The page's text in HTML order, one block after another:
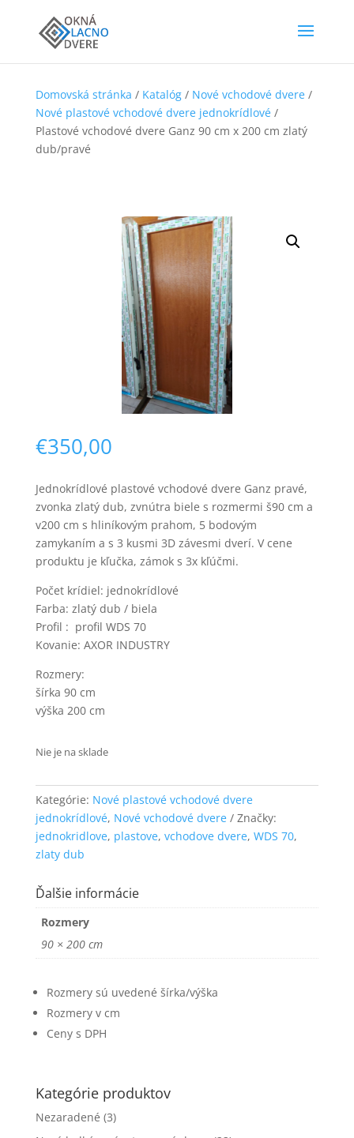
Domovská stránka / Katalóg/ Nové vchodové dvere/
Nové plastové vchodové dvere jednokrídlové/
Plastové vchodové dvere Ganz 90 cm x 200 cm zlatý
dub/pravé
€350,00
Jednokrídlové plastové vchodové dvere Ganz pravé,
zvonka zlatý dub, zvnútra biele s rozmermi š90 cm a
v200 cm s hliníkovým prahom, 5 bodovým
zamykaním a s 3 kusmi 3D závesmi dverí. V cene
produktu je kľučka, zámok s 3x kľúčmi.
Počet krídiel: jednokrídlové
Farba: zlatý dub / biela
Profil : profil WDS 70
Kovanie: AXOR INDUSTRY
Rozmery:
šírka 90 cm
výška 200 cm
Nie je na sklade
Kategórie: Nové plastové vchodové dvere
jednokrídlové, Nové vchodové dvere
Značky:
jednokridlove, plastove, vchodove dvere, WDS 70,
zlaty dub
Ďalšie informácie
Rozmery
90 × 200 cm
Rozmery sú uvedené šírka/výška
Rozmery v cm
Ceny s DPH
Kategórie produktov
Nezaradené (3)
Nevyhnutné
Tieto súbory
cookie nie sú
voliteľné. Sú
potrebné pre
používania
webovej
stránky.
spokojnosť
tieto súbory